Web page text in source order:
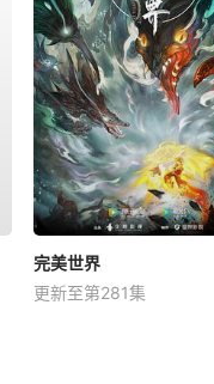
完美世界
更新至第281集